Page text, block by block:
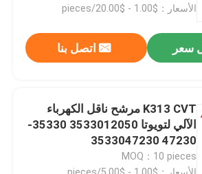
الأسعار：$1.00 - $20.00/pieces
سعر اتصل بنا
K313 CVT مرشح ناقل الكهرباء
الآلي لتويوتا 3533012050 35330-
47230 3533047230
MOQ：10 pieces